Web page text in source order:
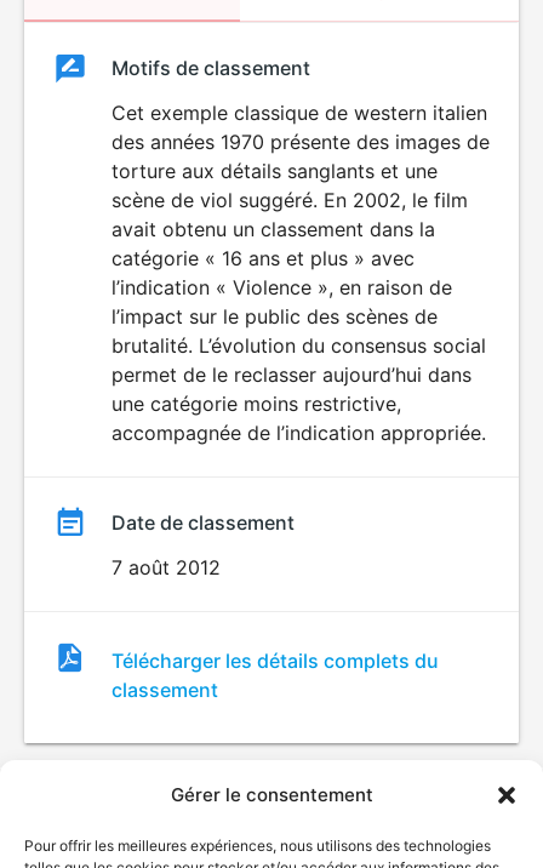
Gérer le consentement
Pour offrir les meilleures expériences, nous utilisons des technologies
ClassementClassement
VIOLENCE
Motifs de classement
Cet exemple classique de western italien
des années 1970 présente des images de
torture aux détails sanglants et une
scène de viol suggéré. En 2002, le film
avait obtenu un classement dans la
catégorie « 16 ans et plus » avec
l’indication « Violence », en raison de
l’impact sur le public des scènes de
brutalité. L’évolution du consensus social
permet de le reclasser aujourd’hui dans
une catégorie moins restrictive,
accompagnée de l’indication appropriée.
Date de classement
7 août 2012
Fichier
de
classement
Télécharger les détails complets du
classement